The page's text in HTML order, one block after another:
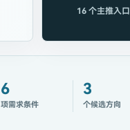
16 个主推入口
6
项需求条件
3
个候选方向